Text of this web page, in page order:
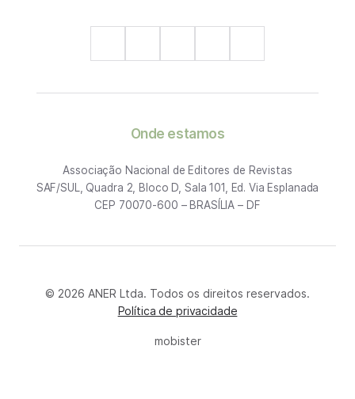
Onde estamos
Associação Nacional de Editores de Revistas
SAF/SUL, Quadra 2, Bloco D, Sala 101, Ed. Via Esplanada
CEP 70070-600 – BRASÍLIA – DF
© 2026 ANER Ltda. Todos os direitos reservados.
Política de privacidade
mobister